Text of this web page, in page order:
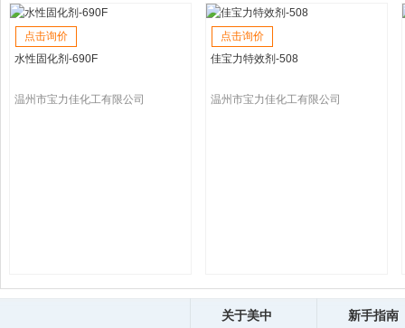
点击询价
水性固化剂-690F
温州市宝力佳化工有限公司
点击询价
佳宝力特效剂-508
温州市宝力佳化工有限公司
关于美中 新手指南